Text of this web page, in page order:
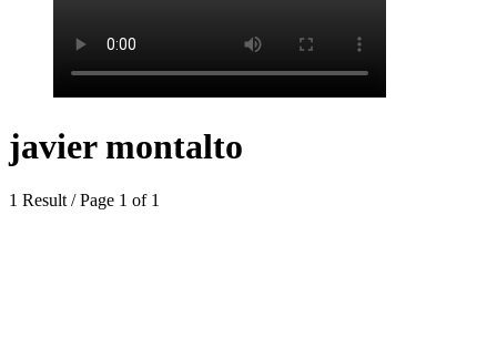
javier montalto
1 Result / Page 1 of 1